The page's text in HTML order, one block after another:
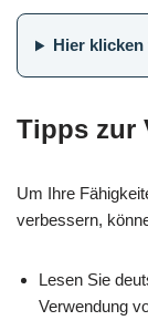
Hier
Tipps zur
Um Ihre
verbessern,
Lesen Sie
Verwendung